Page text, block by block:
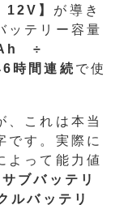
】 が導き
ッテリー容量
÷
時間連続 で使
、これは本当
です。実際に
よって能力値
サブバッテリ
ルバッテリ